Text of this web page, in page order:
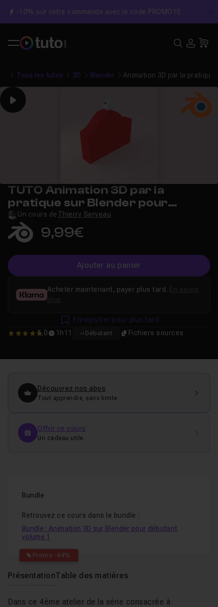
-10% sur votre commande avec le code PROMO10
Tous les tutos 3D Blender Animation 3D par la
Play
TUTO Animation 3D par la
pratique sur Blender pour
Débutant - Atelier 4
Un cours de Thierry Serveau
9,99€
Ajouter au panier
5 5,0 1h11 Débutant Fichiers sources
Acheter maintenant, payer plus tard.
plus
Enregistrer pour plus tard
Découvrez nos abos
Tout apprendre, sans limite
Offrir ce cours
Un cadeau utile.
Bundle
Retrouvez ce cours dans le bundle :
Promo -44%
Bundle : Animation 3D sur Blender pour débutant
volume 1
PrésentationTable des matières
Dans ce 4ème atelier de la série consacrée à